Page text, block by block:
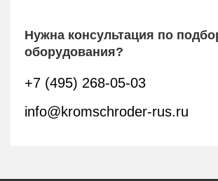
Нужна консультация по
оборудования?
+7 (495) 268-05-03
info@kromschroder-rus.ru